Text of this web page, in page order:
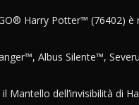
Harry Potter™ (76402) è
Albus Silente™,
dell’invisibilità di